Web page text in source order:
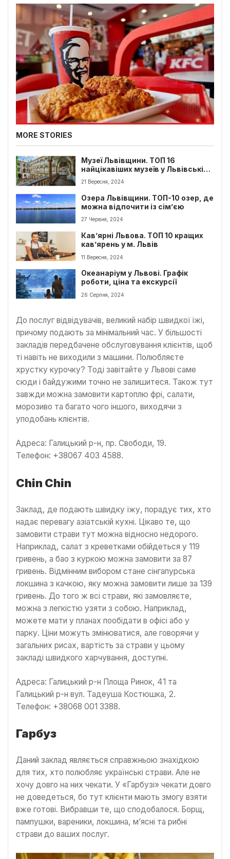
MORE STORIES
Музеї Львівщини. ТОП 16
найцікавіших музеїв у Львівській
обл
21 Вересня, 2024
Озера Львівщини. ТОП-10 озер, де
можна відпочити із сім’єю
27 Червня, 2024
Кав’ярні Львова. ТОП 10 кращих
кав’ярень у м. Львів
11 Вересня, 2024
Океанаріум у Львові. Графік
роботи, ціна та екскурсії
26 Серпня, 2024
До послуг відвідувачів, великий набір швидкої їжі,
причому подають за мінімальний час. У більшості
закладів передбачене обслуговування клієнтів, щоб
ті навіть не виходили з машини. Полюбляєте
хрустку курочку? Тоді завітайте у Львові саме
сюди і байдужими точно не залишитеся. Також тут
завжди можна замовити картоплю фрі, салати,
морозиво та багато чого іншого, виходячи з
уподобань клієнтів.
Адреса: Галицький р-н, пр. Свободи, 19.
Телефон: +38067 403 4588.
Сhin Chin
Заклад, де подають швидку їжу, порадує тих, хто
надає перевагу азіатській кухні. Цікаво те, що
замовити страви тут можна відносно недорого.
Наприклад, салат з креветками обійдеться у 119
гривень, а бао з куркою можна замовити за 87
гривень. Відмінним вибором стане сінгапурська
локшина з качкою, яку можна замовити лише за 139
гривень. До того ж всі страви, які замовляєте,
можна з легкістю узяти з собою. Наприклад,
можете мати у планах пообідати в офісі або у
парку. Ціни можуть змінюватися, але говорячи у
загальних рисах, вартість за страви у цьому
закладі швидкого харчування, доступні.
Адреса: Галицький р-н Площа Ринок, 41 та
Галицький р-н вул. Тадеуша Костюшка, 2.
Телефон: +38068 001 3388.
Гарбуз
Даний заклад являється справжньою знахідкою
для тих, хто полюбляє українські страви. Але не
хочу довго на них чекати. У «Гарбузі» чекати довго
не доведеться, бо тут клієнти мають змогу взяти
вже готові. Вибравши те, що сподобалося. Борщ,
пампушки, вареники, локшина, м’ясні та рибні
страви до ваших послуг.